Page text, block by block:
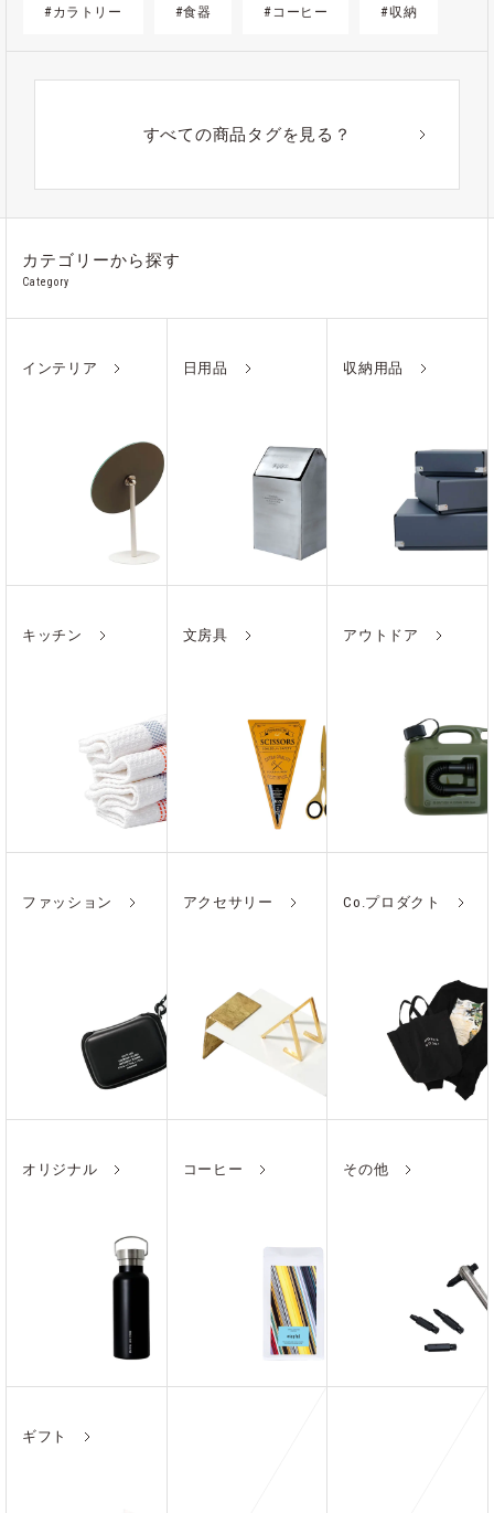
#カラトリー #食器 #コーヒー #収納
すべての商品タグを見る？
カテゴリーから探す
Category
インテリア 日用品 収納用品
キッチン 文房具 アウトドア
ファッション アクセサリー Co.プロダクト
オリジナル コーヒー その他
ギフト